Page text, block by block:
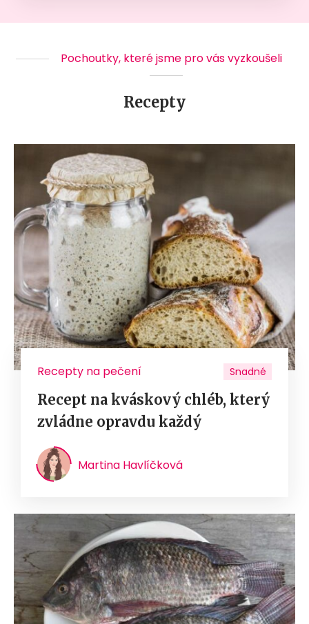
Pochoutky, které jsme pro vás vyzkoušeli
Recepty
Recepty na pečení Snadné
Recept na kváskový chléb, který
zvládne opravdu každý
Martina Havlíčková